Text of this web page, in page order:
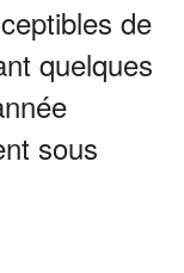
de
quelques
sous